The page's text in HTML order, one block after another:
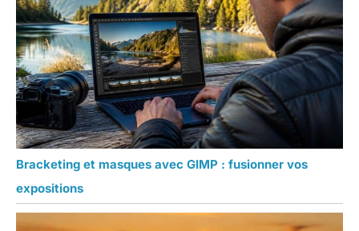
Bracketing et masques avec GIMP : fusionner vos
expositions